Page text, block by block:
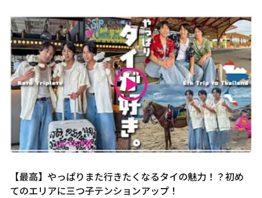
【最高】やっぱりまた行きたくなるタイの魅力！？初め
てのエリアに三つ子テンションアップ！